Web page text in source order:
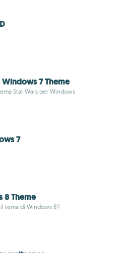
Windows 7 Theme
Star Wars per Windows
7
8 Theme
tema di Windows 8?